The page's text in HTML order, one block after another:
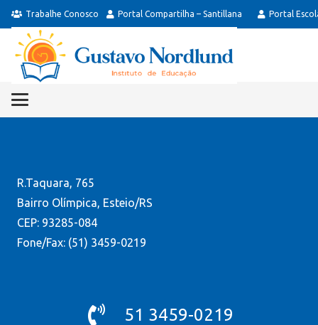
Trabalhe Conosco Portal Compartilha – Santillana Portal
R.Taquara, 765
Bairro Olímpica, Esteio/RS
CEP: 93285-084
Fone/Fax: (51) 3459-0219
51 3459-0219